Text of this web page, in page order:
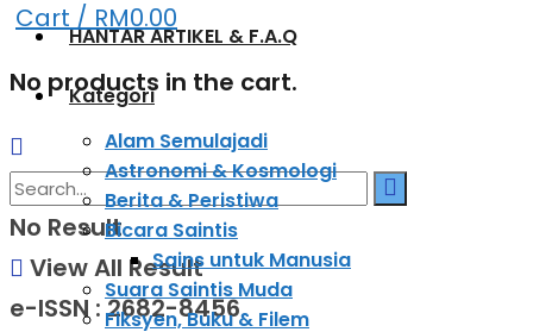
Cart / RM0.00
No products in the cart.
No Result
View All Result
e-ISSN : 2682-8456
HANTAR ARTIKEL & F.A.Q
Kategori
Alam Semulajadi
Astronomi & Kosmologi
Berita & Peristiwa
Bicara Saintis
Sains untuk Manusia
Suara Saintis Muda
Fiksyen, Buku & Filem